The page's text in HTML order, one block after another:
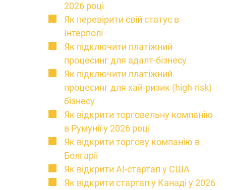
2026 році
Як перевірити свій статус в
Інтерполі
Як підключити платіжний
процесинг для адалт-бізнесу
Як підключити платіжний
процесинг для хай-ризик (high-risk)
бізнесу
Як відкрити торговельну компанію
в Румунії у 2026 році
Як відкрити торгову компанію в
Болгарії
Як відкрити AI-стартап у США
Як відкрити стартап у Канаді у 2026